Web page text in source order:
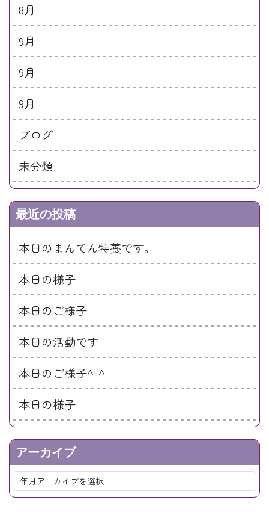
8月
9月
9月
9月
ブログ
未分類
最近の投稿
本日のまんてん特養です。
本日の様子
本日のご様子
本日の活動です
本日のご様子^-^
本日の様子
アーカイブ